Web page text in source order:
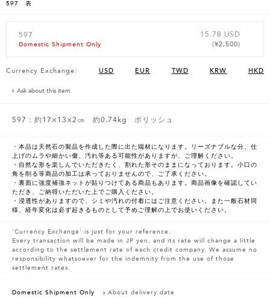
597 表
597
Domestic Shipment Only
15.78 USD
(¥2,500)
Currency Exchange: USD EUR TWD KRW HKD
Ask about this item
597：約17×13×2㎝ 約0.74kg ポリッシュ
・本品は天然石の製品を作成した際に出た端材になります。リーズナブルな分、仕
上げのムラや細かい傷、汚れ等ある可能性がありますが、ご理解ください。
・自然な形を楽しんでいただきたく、割れた形そのままになっております。小口の
角を削る等商品の加工は承っておりませんので、ご了承ください。
・裏面に強度補強ネットが貼りつけてある商品もあります。商品画像を確認してい
ただき、ご納得いただいた上でご購入ください。
・浸透性がありますので、シミや汚れの付着にはご注意ください。また一般石材同
様、経年変化は必ず起きるものとして予めご理解の上でお使いください。
'Currency Exchange' is just for your reference.
Every transaction will be made in JP yen, and its rate will change a little
according to the settlement rate of each credit company. We assume no
responsibility whatsoever for the indemnity from the use of those
settlement rates.
Domestic Shipment Only About delivery date